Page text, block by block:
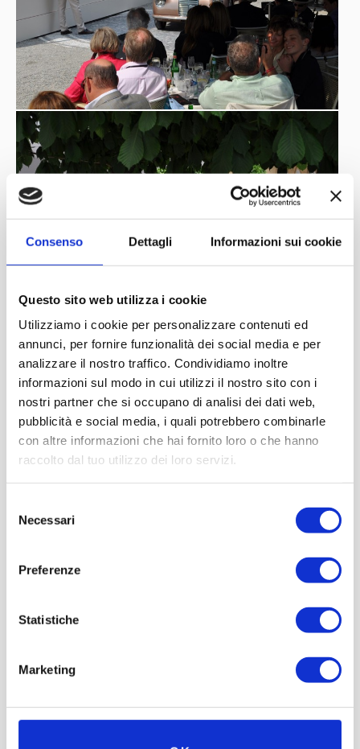
Consenso Dettagli Informazioni sui cookie
Questo sito web utilizza i cookie
Utilizziamo i cookie per personalizzare contenuti ed
annunci, per fornire funzionalità dei social media e per
analizzare il nostro traffico. Condividiamo inoltre
informazioni sul modo in cui utilizzi il nostro sito con i
nostri partner che si occupano di analisi dei dati web,
pubblicità e social media, i quali potrebbero combinarle
con altre informazioni che hai fornito loro o che hanno
raccolto dal tuo utilizzo dei loro servizi.
delNecessari
Preferenze
Statistiche
Marketing